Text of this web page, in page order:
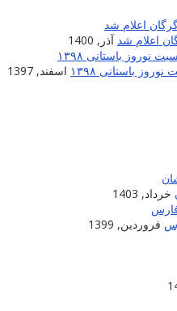
اعلام شد آذر, 1400
باستانی ۱۳۹۸
اسفند, 1397
خرداد, 1403
فروردین, 1399